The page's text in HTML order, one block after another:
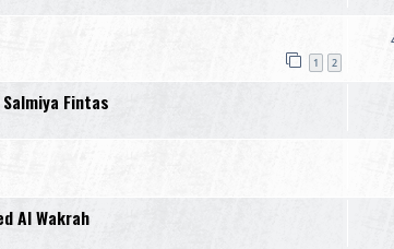
1 2
Fintas
Al Wakrah